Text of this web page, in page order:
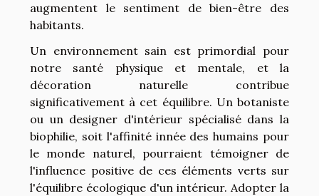
augmentent le sentiment de bien-être des
habitants.
Un environnement sain est primordial pour
notre santé physique et mentale, et la
décoration naturelle contribue
significativement à cet équilibre. Un botaniste
ou un designer d'intérieur spécialisé dans la
biophilie, soit l'affinité innée des humains pour
le monde naturel, pourraient témoigner de
l'influence positive de ces éléments verts sur
l'équilibre écologique d'un intérieur. Adopter la